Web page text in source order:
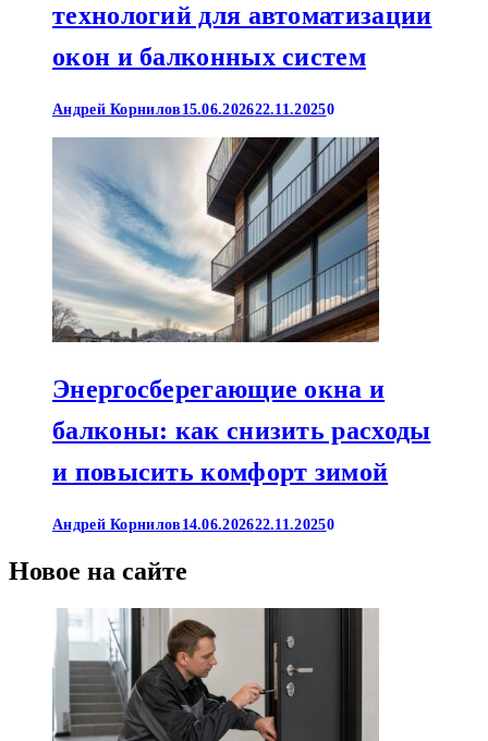
технологий для автоматизации
окон и балконных систем
Андрей Корнилов 15.06.202622.11.20250
Энергосберегающие окна и
балконы: как снизить расходы
и повысить комфорт зимой
Андрей Корнилов 14.06.202622.11.20250
Новое на сайте